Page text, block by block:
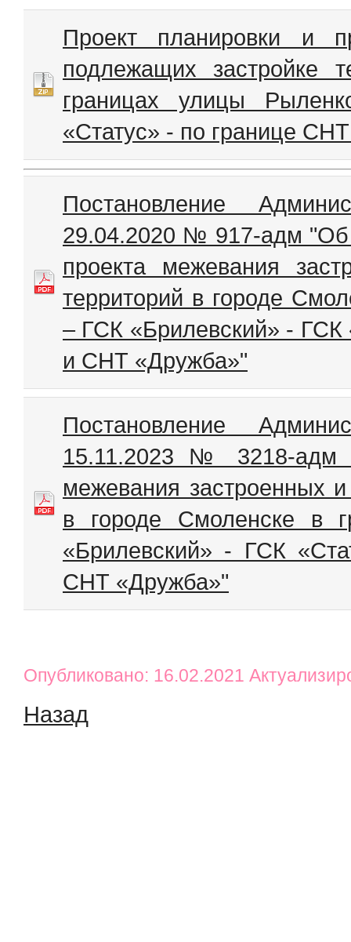
Проект планировки и
подлежащих застройке
границах улицы
«Статус» - по границе
Постановление
29.04.2020 № 917-адм "Об
проекта межевания
территорий в городе
– ГСК «Брилевский» -
и СНТ «Дружба»"
Постановление
15.11.2023 № 3218-адм
межевания застроенных
в городе Смоленске в
«Брилевский» - ГСК
СНТ «Дружба»"
Опубликовано: 16.02.2021
Назад